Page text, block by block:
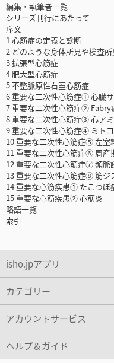
編集・執筆者一覧
シリーズ刊行にあたって
序文
1 心筋症の定義と診断
2 どのような身体所見や検査
3 拡張型心筋症
4 肥大型心筋症
5 不整脈原性右室心筋症
6 重要な二次性心筋症① 心臓
7 重要な二次性心筋症② Fabry
8 重要な二次性心筋症③ 心ア
9 重要な二次性心筋症④ ミト
10 重要な二次性心筋症⑤ 左室
11 重要な二次性心筋症⑥ 周産
12 重要な二次性心筋症⑦ 頻脈
13 重要な二次性心筋症⑧ 筋ジ
14 重要な心筋疾患① たこつぼ
15 重要な心筋疾患② 心筋炎
略語一覧
索引
isho.jpアプリ
カテゴリー
アカウントサービス
ヘルプ＆ガイド